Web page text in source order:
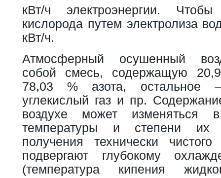
кВт/ч электроэнергии.
кислорода путем электролиза
кВт/ч.
Атмосферный осушенный
собой смесь, содержащую
78,03 % азота, остальное
углекислый газ и пр.
воздухе может изменяться
температуры и степени
получения технически
подвергают глубокому
(температура кипения